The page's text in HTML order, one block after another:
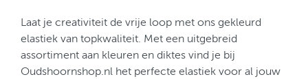
Laat je creativiteit de vrije loop met ons gekleurd
elastiek van topkwaliteit. Met een uitgebreid
assortiment aan kleuren en diktes vind je bij
Oudshoornshop.nl het perfecte elastiek voor al jouw